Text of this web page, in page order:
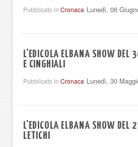
Pubblicato in Cronaca Lunedì, 06
L'EDICOLA ELBANA SHOW DEL
E CINGHIALI
Pubblicato in Cronaca Lunedì, 30
L'EDICOLA ELBANA SHOW DEL
LETICHI